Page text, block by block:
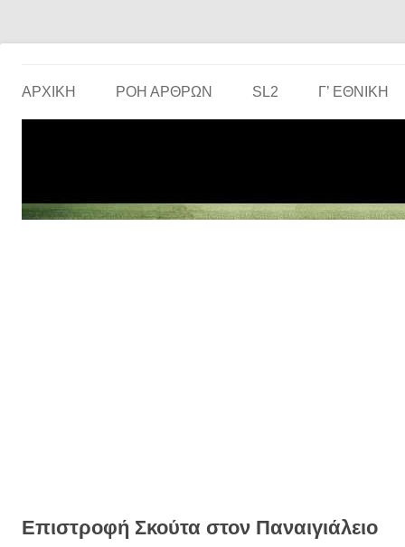
ΑΡΧΙΚΗ ΡΟΗ ΑΡΘΡΩΝ SL2 Γ’ ΕΘΝΙΚΉ
Επιστροφή Σκούτα στον Παναιγιάλειο